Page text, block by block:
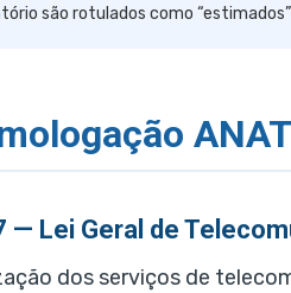
são rotulados como
— Lei Geral de
dos serviços de